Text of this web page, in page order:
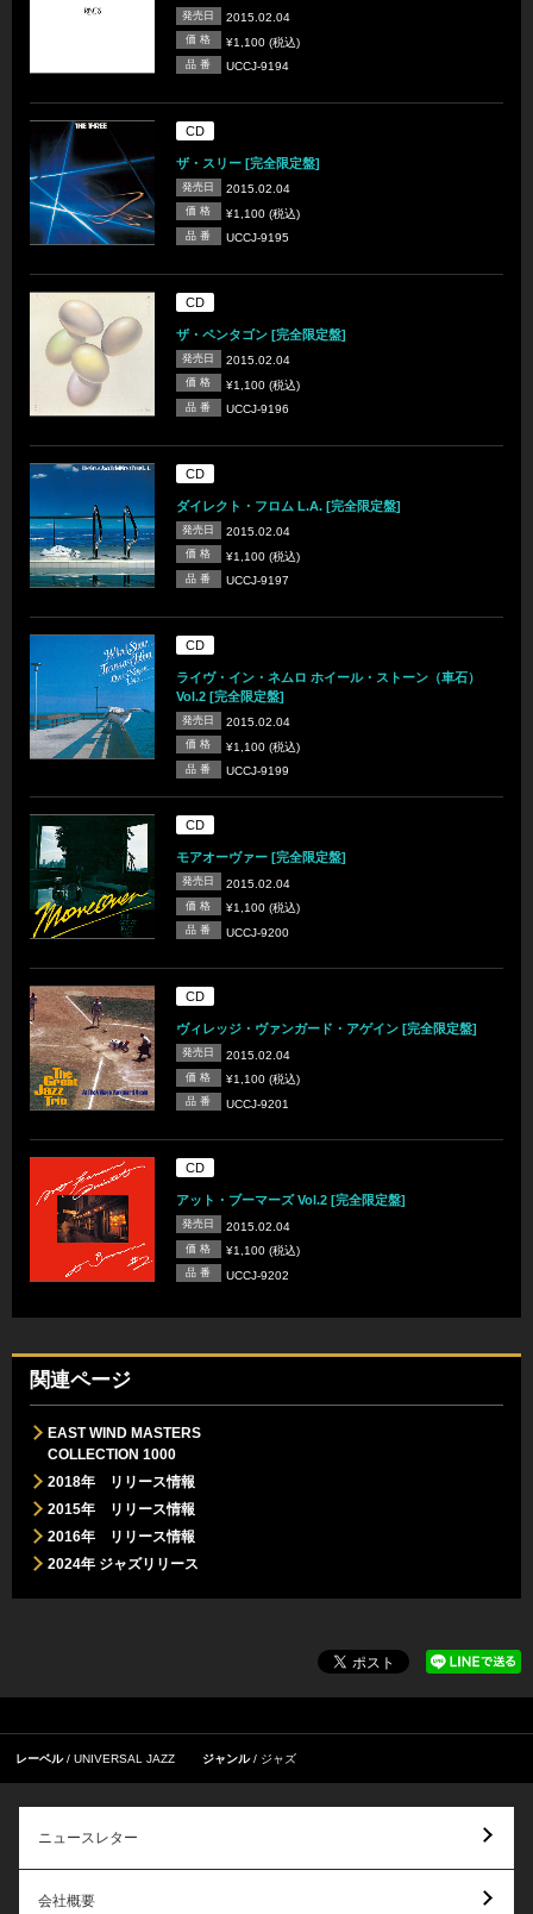
発売日 2015.02.04
価 格 ¥1,100 (税込)
品 番 UCCJ-9194
CD
ザ・スリー [完全限定盤]
発売日 2015.02.04
価 格 ¥1,100 (税込)
品 番 UCCJ-9195
CD
ザ・ペンタゴン [完全限定盤]
発売日 2015.02.04
価 格 ¥1,100 (税込)
品 番 UCCJ-9196
CD
ダイレクト・フロム L.A. [完全限定盤]
発売日 2015.02.04
価 格 ¥1,100 (税込)
品 番 UCCJ-9197
CD
ライヴ・イン・ネムロ ホイール・ストーン（車石）
Vol.2 [完全限定盤]
発売日 2015.02.04
価 格 ¥1,100 (税込)
品 番 UCCJ-9199
CD
モアオーヴァー [完全限定盤]
発売日 2015.02.04
価 格 ¥1,100 (税込)
品 番 UCCJ-9200
CD
ヴィレッジ・ヴァンガード・アゲイン [完全限定盤]
発売日 2015.02.04
価 格 ¥1,100 (税込)
品 番 UCCJ-9201
CD
アット・ブーマーズ Vol.2 [完全限定盤]
発売日 2015.02.04
価 格 ¥1,100 (税込)
品 番 UCCJ-9202
関連ページ
EAST WIND MASTERS
COLLECTION 1000
2018年 リリース情報
2015年 リリース情報
2016年 リリース情報
2024年 ジャズリリース
レーベル UNIVERSAL JAZZ ジャンル ジャズ
ニュースレター
会社概要